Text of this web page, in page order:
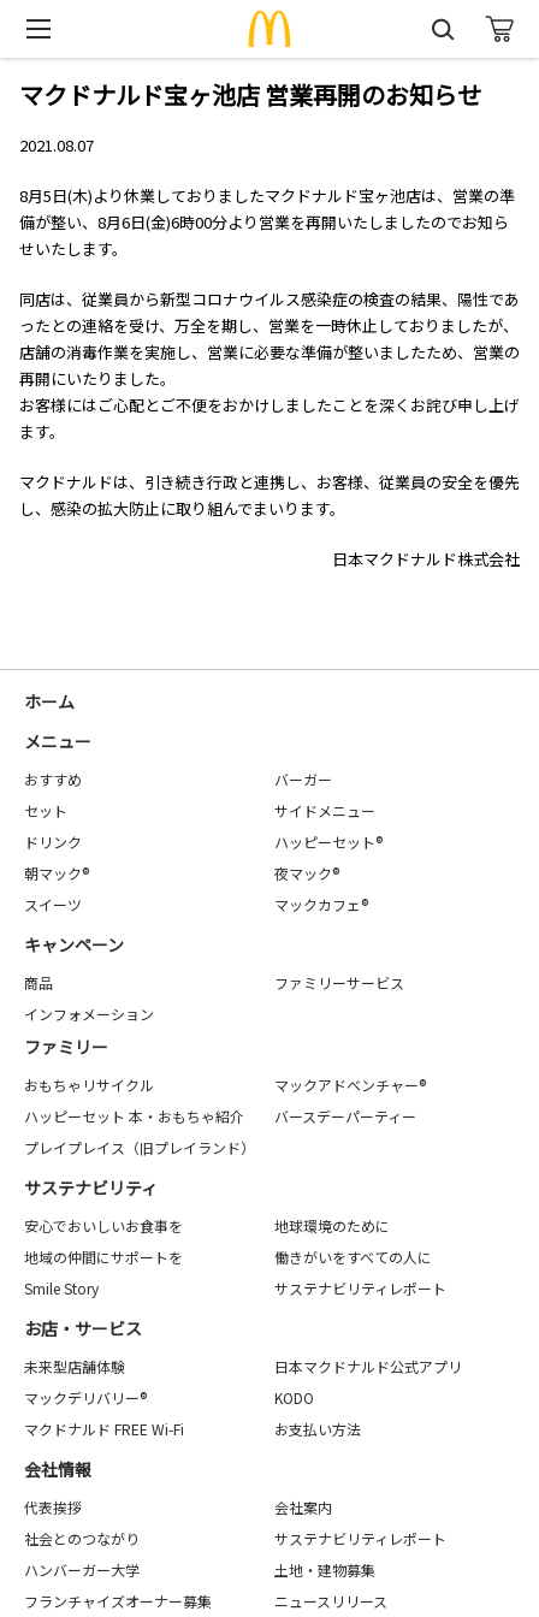
マクドナルド宝ヶ池店 営業再開のお知らせ
2021.08.07
8月5日(木)より休業しておりましたマクドナルド宝ヶ池店は、営業の準
備が整い、8月6日(金)6時00分より営業を再開いたしましたのでお知ら
せいたします。
同店は、従業員から新型コロナウイルス感染症の検査の結果、陽性であ
ったとの連絡を受け、万全を期し、営業を一時休止しておりましたが、
店舗の消毒作業を実施し、営業に必要な準備が整いましたため、営業の
再開にいたりました。
お客様にはご心配とご不便をおかけしましたことを深くお詫び申し上げ
ます。
マクドナルドは、引き続き行政と連携し、お客様、従業員の安全を優先
し、感染の拡大防止に取り組んでまいります。
日本マクドナルド株式会社
ホーム
メニュー
おすすめ
バーガー
セット
サイドメニュー
ドリンク
ハッピーセット®
朝マック®
夜マック®
スイーツ
マックカフェ®
キャンペーン
商品
ファミリーサービス
インフォメーション
ファミリー
おもちゃリサイクル
マックアドベンチャー®
ハッピーセット 本・おもちゃ紹介
バースデーパーティー
プレイプレイス（旧プレイランド）
サステナビリティ
安心でおいしいお食事を
地球環境のために
地域の仲間にサポートを
働きがいをすべての人に
Smile Story
サステナビリティレポート
お店・サービス
未来型店舗体験
日本マクドナルド公式アプリ
マックデリバリー®
KODO
マクドナルド FREE Wi-Fi
お支払い方法
会社情報
代表挨拶
会社案内
社会とのつながり
サステナビリティレポート
ハンバーガー大学
土地・建物募集
フランチャイズオーナー募集
ニュースリリース